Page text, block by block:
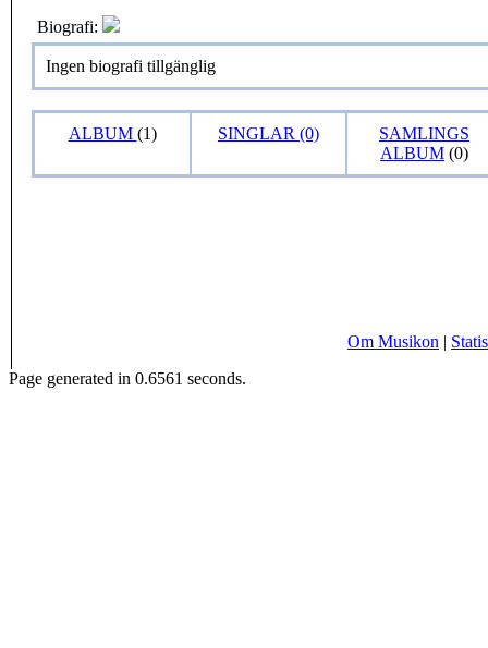
Biografi:
Ingen biografi tillgänglig
ALBUM (1) SINGLAR (0)
SAMLINGS
ALBUM (0)
Om Musikon |
Page generated in 0.6561 seconds.